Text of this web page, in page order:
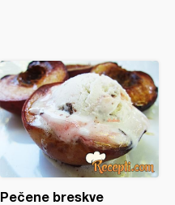
Pečene breskve